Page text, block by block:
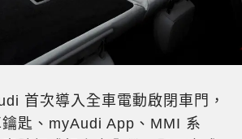
首次導入全車電動啟閉車門，
匙、myAudi App、MMI 系